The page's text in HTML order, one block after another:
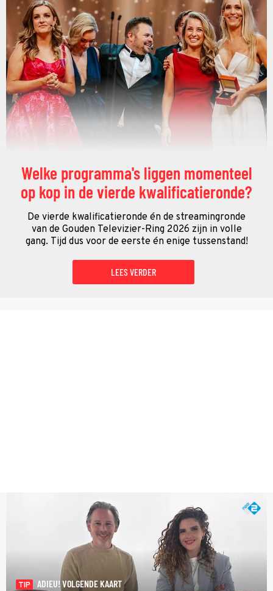
Welke programma's liggen momenteel
op kop in de vierde kwalificatieronde?
De vierde kwalificatieronde én de streamingronde
van de Gouden Televizier-Ring 2026 zijn in volle
gang. Tijd dus voor de eerste én enige tussenstand!
LEES VERDER
TIP
ADIEU! VOLGENDE KAART